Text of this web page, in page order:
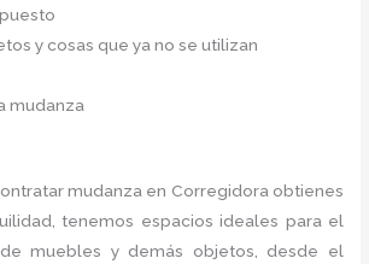
y cosas que ya no se utilizan
mudanza
mudanza en Corregidora obtienes
tenemos espacios ideales para el
muebles y demás objetos, desde el